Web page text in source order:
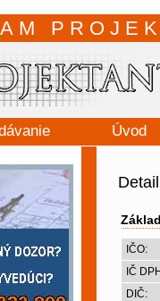
Úvod
IČO:
IČ
DIČ: